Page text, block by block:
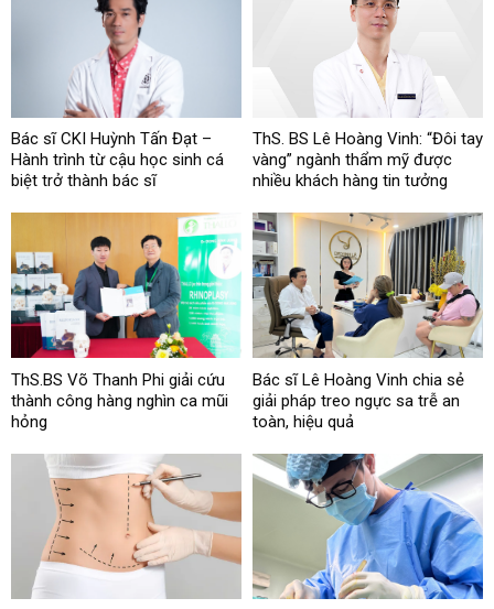
Bác sĩ CKI Huỳnh Tấn Đạt –
Hành trình từ cậu học sinh cá
biệt trở thành bác sĩ
ThS. BS Lê Hoàng Vinh: “Đôi tay
vàng” ngành thẩm mỹ được
nhiều khách hàng tin tưởng
ThS.BS Võ Thanh Phi giải cứu
thành công hàng nghìn ca mũi
hỏng
Bác sĩ Lê Hoàng Vinh chia sẻ
giải pháp treo ngực sa trễ an
toàn, hiệu quả